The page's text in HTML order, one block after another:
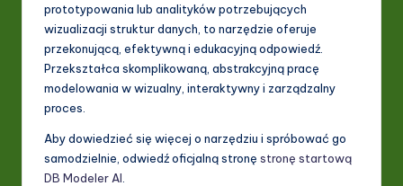
prototypowania lub analityków potrzebujących
wizualizacji struktur danych, to narzędzie oferuje
przekonującą, efektywną i edukacyjną odpowiedź.
Przekształca skomplikowaną, abstrakcyjną pracę
modelowania w wizualny, interaktywny i zarządzalny
proces.
Aby dowiedzieć się więcej o narzędziu i spróbować go
samodzielnie, odwiedź oficjalną stronę stronę startową
DB Modeler AI